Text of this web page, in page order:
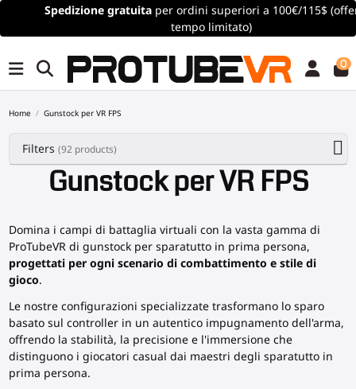
Spedizione gratuitaper ordini superiori a 100€/115$ (offerta a
tempo limitato)
0
Home Gunstock per VR FPS
Gunstock per VR FPS
Domina i campi di battaglia virtuali con la vasta gamma di
ProTubeVR di gunstock per sparatutto in prima persona,
progettati per ogni scenario di combattimento e stile di
gioco.
Le nostre configurazioni specializzate trasformano lo sparo
basato sul controller in un autentico impugnamento dell'arma,
offrendo la stabilità, la precisione e l'immersione che
distinguono i giocatori casual dai maestri degli sparatutto in
prima persona.
Filters (92 products)